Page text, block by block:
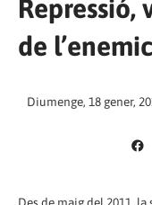
Repressió,
de l’enemic
Diumenge, 18 gener,